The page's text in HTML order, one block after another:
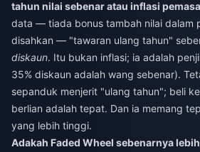
tahun nilai sebenar atau inflasi
data — tiada bonus tambah nilai dalam
disahkan — "tawaran ulang tahun"
diskaun. Itu bukan inflasi; ia adalah
35% diskaun adalah wang sebenar).
sepanduk menjerit "ulang tahun"; beli
berlian adalah tepat. Dan ia memang
yang lebih tinggi.
Adakah Faded Wheel sebenarnya